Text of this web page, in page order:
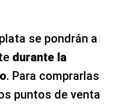
se pondrán a
durante la
. Para comprarlas
puntos de venta